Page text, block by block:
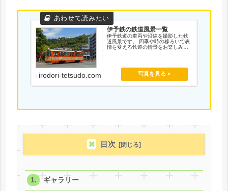
伊予鉄の鉄道風景一覧
伊予鉄道の車両や沿線を撮影した鉄
道風景です。 四季や時の移ろいで表
情を変える鉄道の情景をお楽しみく
irodori-tetsudo.com
目次
ギャラリー